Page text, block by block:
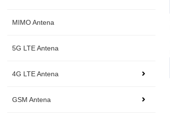
MIMO Antena
5G LTE Antena
4G LTE Antena
GSM Antena